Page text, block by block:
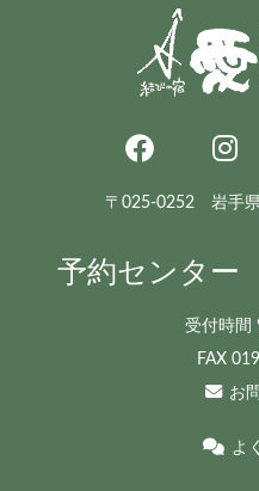
〒025-0252 岩手
予約センタ
受付時間
FAX
お
よ